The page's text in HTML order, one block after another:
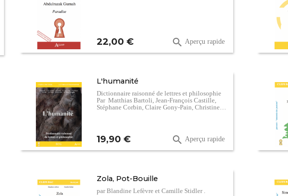
Prix
22,00 €  Aperçu rapide
L'humanité
Dictionnaire raisonné de lettres et philosophie
Par Matthias Bartoli, Jean-François Castille,
Stéphane Corbin, Claire Gony-Pain, Christine…
Prix
19,90 €  Aperçu rapide
Zola, Pot-Bouille
par Blandine Lefèvre et Camille Stidler .